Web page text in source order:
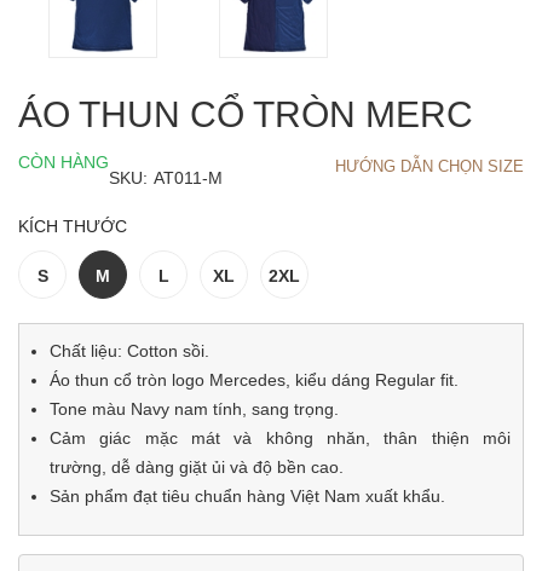
ÁO THUN CỔ TRÒN MERC
CÒN HÀNG HƯỚNG DẪN CHỌN SIZE
SKU: AT011-M
KÍCH THƯỚC
S M L XL 2XL
Chất liệu: Cotton sồi.
Áo thun cổ tròn logo Mercedes, kiểu dáng Regular fit.
Tone màu Navy nam tính, sang trọng.
Cảm giác mặc mát và không nhăn, thân thiện môi
trường, dễ dàng giặt ủi và độ bền cao.
Sản phẩm đạt tiêu chuẩn hàng Việt Nam xuất khẩu.